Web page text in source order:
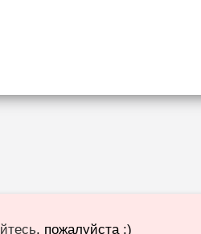
, пожалуйста :)